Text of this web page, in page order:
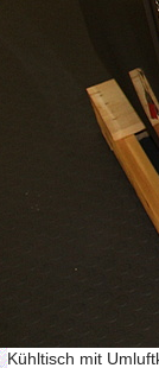
Kühltisch mit